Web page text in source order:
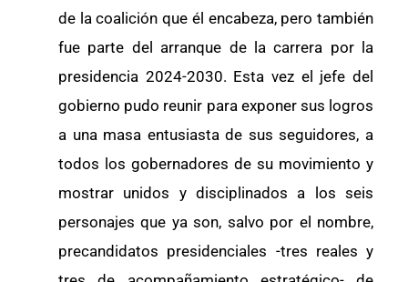
de la coalición que él encabeza, pero también
fue parte del arranque de la carrera por la
presidencia 2024-2030. Esta vez el jefe del
gobierno pudo reunir para exponer sus logros
a una masa entusiasta de sus seguidores, a
todos los gobernadores de su movimiento y
mostrar unidos y disciplinados a los seis
personajes que ya son, salvo por el nombre,
precandidatos presidenciales -tres reales y